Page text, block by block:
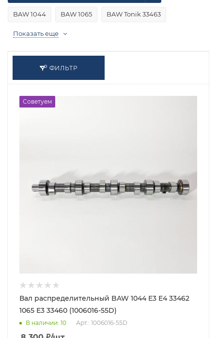
BAW 1044 BAW 1065 BAW Tonik 33463
Показать еще
ФИЛЬТР
Советуем
Вал распределительный BAW 1044 Е3 Е4 33462
1065 Е3 33460 (1006016-55D)
В наличии: 10 Арт.: 1006016-55D